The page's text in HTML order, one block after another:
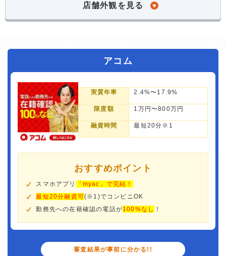
店舗外観を見る
アコム
実質年率 2.4%〜17.9%
限度額 1万円〜800万円
融資時間 最短20分※1
おすすめポイント
スマホアプリ
「myac」で完結！
最短20分融資可(※1)でコンビニOK
勤務先への在籍確認の電話が100%なし ！
審査結果が事前に分かる!!